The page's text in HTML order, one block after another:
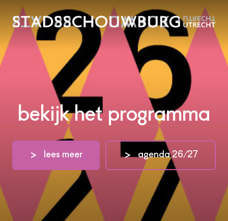
bekijk het programma
lees meer agenda 26/27